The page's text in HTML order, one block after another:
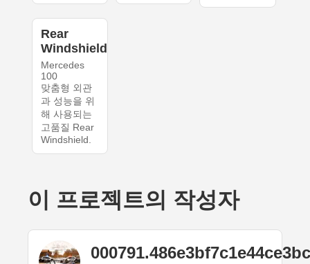
Rear
Windshield
Mercedes
100
맞춤형 외관
과 성능을 위
해 사용되는
고품질 Rear
Windshield.
이 프로젝트의 작성자